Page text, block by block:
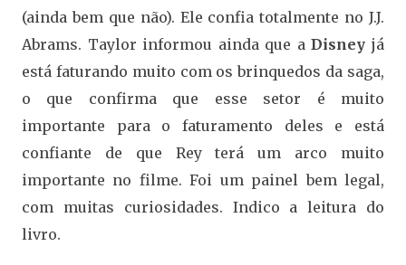
(ainda bem que não). Ele confia totalmente no J.J.
Abrams. Taylor informou ainda que aDisney já
está faturando muito com os brinquedos da saga,
o que confirma que esse setor é muito
importante para o faturamento deles e está
confiante de que Rey terá um arco muito
importante no filme. Foi um painel bem legal,
com muitas curiosidades. Indico a leitura do
livro.